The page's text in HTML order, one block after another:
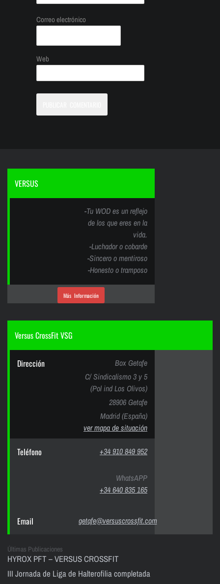
Correo electrónico
Web
VERSUS
-Tu WOD es un reflejo
de los que eres en la
vida.
-Luchador o cobarde
-Sincero o mentiroso
-Honesto o tramposo
Más Información
Versus CrossFit VSG
Dirección
Box Getafe
C/ Sindicalismo 3 y 5
(Pol ind Los Olivos)
28906 Getafe
Madrid (España)
ver mapa de situación
Teléfono +34 910 849 952
WhatsAPP
+34 640 835 165
Email getafe@versuscrossfit.com
Últimas Publicaciones
HYROX PFT – VERSUS CROSSFIT
III Jornada de Liga de Halterofilia completada